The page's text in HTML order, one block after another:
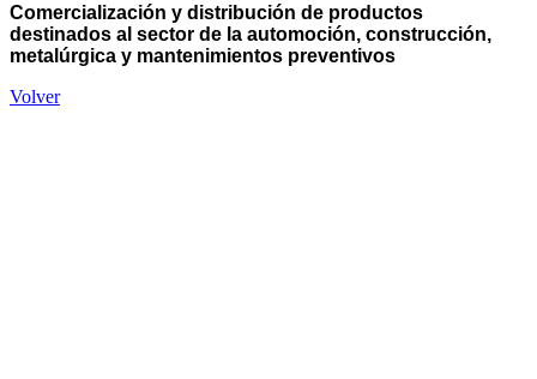
Comercialización y distribución de productos
destinados al sector de la automoción, construcción,
metalúrgica y mantenimientos preventivos
Volver